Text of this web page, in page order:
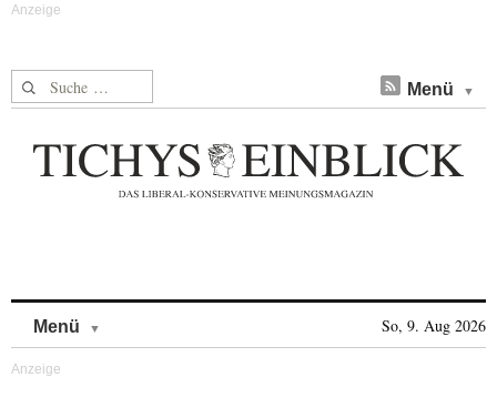
Suche nach: Menü
Menü So, 9. Aug 2026